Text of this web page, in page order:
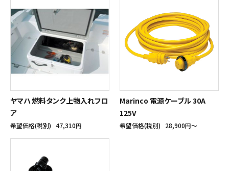
ヤマハ 燃料タンク上物入れフロ
ア
希望価格(税別) 47,310円
Marinco 電源ケーブル 30A
125V
希望価格(税別) 28,900円〜